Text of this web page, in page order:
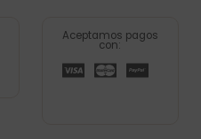
Aceptamos pagos
con: